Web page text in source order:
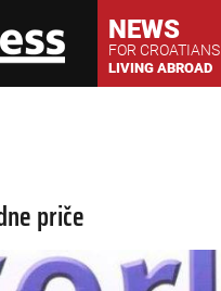
NEWS
FOR CROATIANS
LIVING ABROAD
priče